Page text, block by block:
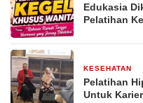
Edukasia
Pelatihan
KESEHATAN
Pelatihan
Untuk